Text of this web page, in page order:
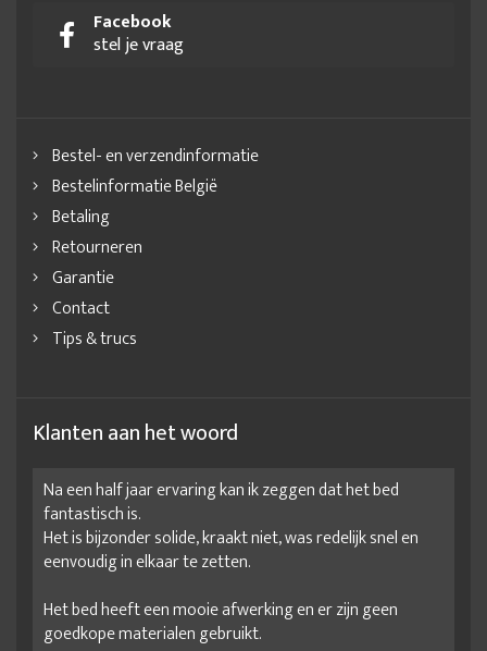
Facebook
stel je vraag
Bestel- en verzendinformatie
Bestelinformatie België
Betaling
Retourneren
Garantie
Contact
Tips & trucs
Klanten aan het woord
Na een half jaar ervaring kan ik zeggen dat het bed
fantastisch is.
Het is bijzonder solide, kraakt niet, was redelijk snel en
eenvoudig in elkaar te zetten.
Het bed heeft een mooie afwerking en er zijn geen
goedkope materialen gebruikt.